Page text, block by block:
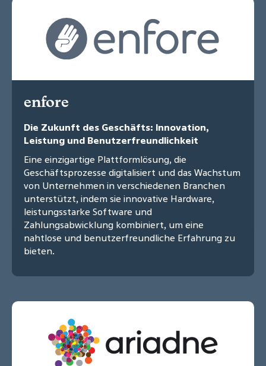
enfore
Die Zukunft des Geschäfts: Innovation,
Leistung und Benutzerfreundlichkeit
Eine einzigartige Plattformlösung, die
Geschäftsprozesse digitalisiert und das Wachstum
von Unternehmen in verschiedenen Branchen
unterstützt, indem sie innovative Hardware,
leistungsstarke Software und
Zahlungsabwicklung kombiniert, um eine
nahtlose und benutzerfreundliche Erfahrung zu
bieten.